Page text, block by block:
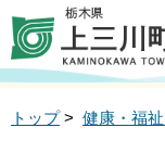
トップ> 健康・福